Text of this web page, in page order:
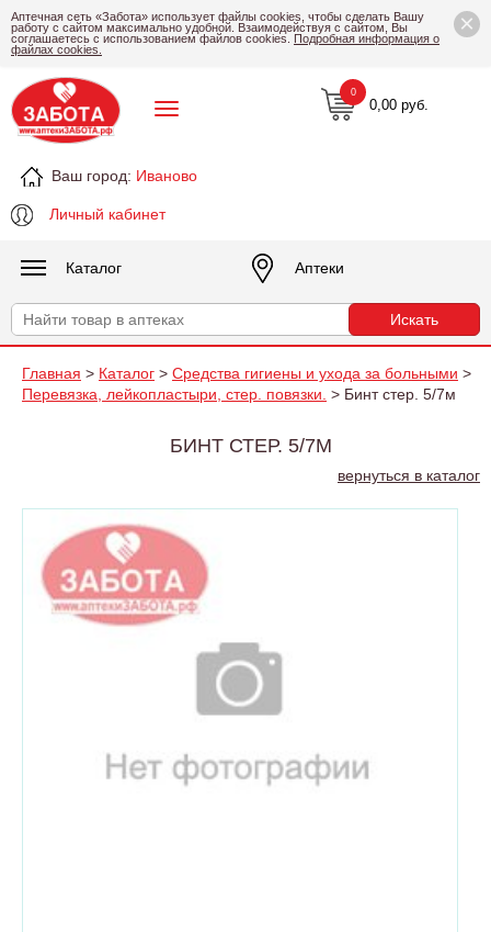
×
Аптечная сеть «Забота» использует файлы cookies, чтобы сделать Вашу
работу с сайтом максимально удобной. Взаимодействуя с сайтом, Вы
соглашаетесь с использованием файлов cookies. Подробная информация о
файлах cookies.
Ваш город: Иваново
Личный кабинет
0,00 руб.
0
Каталог Аптеки
Главная > Каталог > Средства гигиены и ухода за больными >
Перевязка, лейкопластыри, стер. повязки. > Бинт стер. 5/7м
БИНТ СТЕР. 5/7М
вернуться в каталог